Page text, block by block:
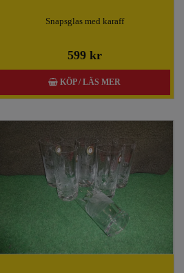
Snapsglas med karaff
599 kr
KÖP / LÄS MER